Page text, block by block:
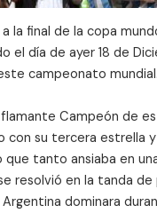
la final de la copa
el día de ayer 18 de
campeonato mundial.
Campeón de
con su tercera estrella
que tanto ansiaba en
resolvió en la tanda de
dominara